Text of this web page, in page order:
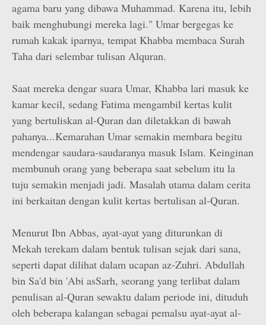
agama baru yang dibawa Muhammad. Karena itu, lebih
baik menghubungi mereka lagi." Umar bergegas ke
rumah kakak iparnya, tempat Khabba membaca Surah
Taha dari selembar tulisan Alquran.
Saat mereka dengar suara Umar, Khabba lari masuk ke
kamar kecil, sedang Fatima mengambil kertas kulit
yang bertuliskan al-Quran dan diletakkan di bawah
pahanya...Kemarahan Umar semakin membara begitu
mendengar saudara­-saudaranya masuk Islam. Keinginan
membunuh orang yang beberapa saat sebelum itu la
tuju semakin menjadi jadi. Masalah utama dalam cerita
ini berkaitan dengan kulit kertas bertulisan al-Quran.
Menurut Ibn Abbas, ayat-ayat yang diturunkan di
Mekah terekam dalam bentuk tulisan sejak dari sana,
seperti dapat dilihat dalam ucapan az-Zuhri. Abdullah
bin Sa'd bin 'Abi as­Sarh, seorang yang terlibat dalam
penulisan al-Quran sewaktu dalam periode ini, dituduh
oleh beberapa kalangan sebagai pemalsu ayat-ayat al-